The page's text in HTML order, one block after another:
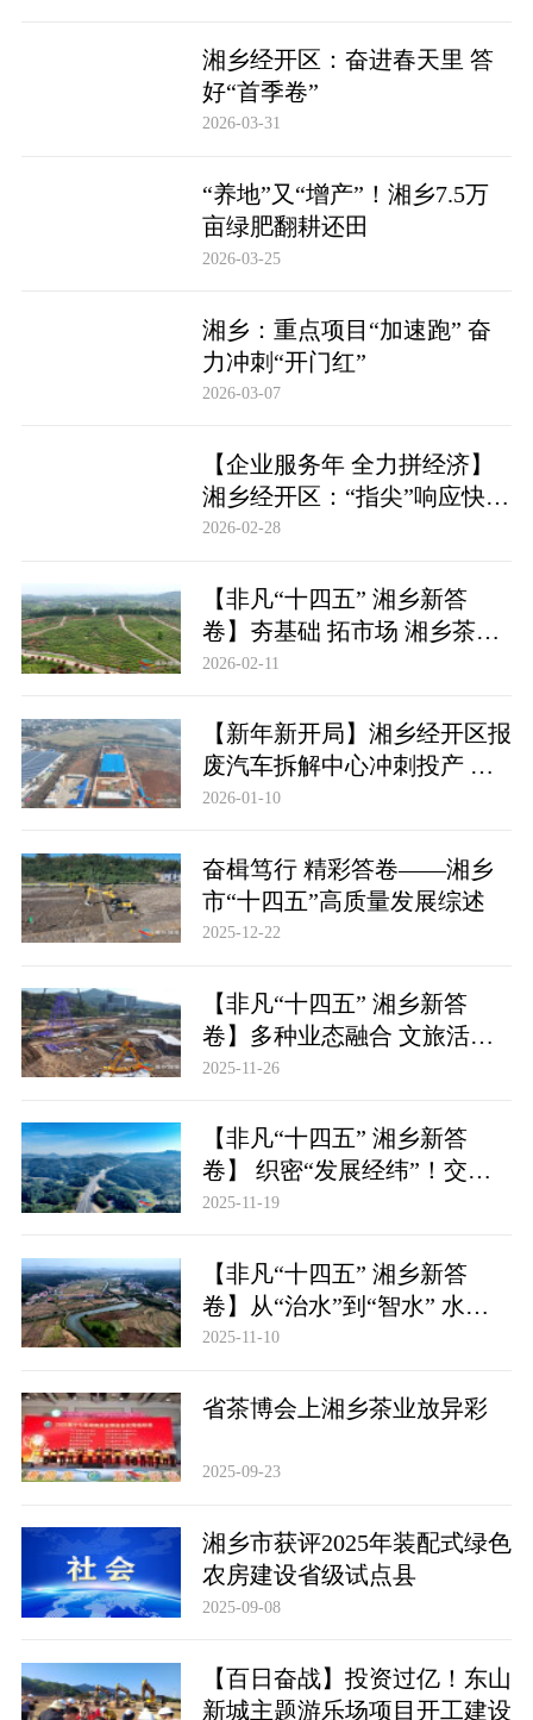
湘乡经开区：奋进春天里 答
好“首季卷”
2026-03-31
“养地”又“增产”！湘乡7.5万
亩绿肥翻耕还田
2026-03-25
湘乡：重点项目“加速跑” 奋
力冲刺“开门红”
2026-03-07
【企业服务年 全力拼经济】
湘乡经开区：“指尖”响应快一
步 为企服务深一度
2026-02-28
【非凡“十四五” 湘乡新答
卷】夯基础 拓市场 湘乡茶香
飘海外
2026-02-11
【新年新开局】湘乡经开区报
废汽车拆解中心冲刺投产 绿
色循环产业再添动力
2026-01-10
奋楫笃行 精彩答卷——湘乡
市“十四五”高质量发展综述
2025-12-22
【非凡“十四五” 湘乡新答
卷】多种业态融合 文旅活力
满格
2025-11-26
【非凡“十四五” 湘乡新答
卷】 织密“发展经纬”！交通
强市建设跑出加速度
2025-11-19
【非凡“十四五” 湘乡新答
卷】从“治水”到“智水” 水利
五年攻坚绘就水清安澜新图景
2025-11-10
省茶博会上湘乡茶业放异彩
2025-09-23
湘乡市获评2025年装配式绿色
农房建设省级试点县
2025-09-08
【百日奋战】投资过亿！东山
新城主题游乐场项目开工建设